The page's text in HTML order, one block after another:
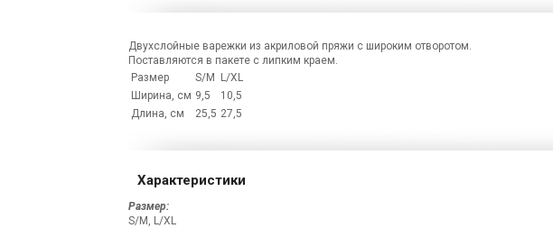
Двухслойные варежки из акриловой пряжи с широким отворотом.
Поставляются в пакете с липким краем.
Размер
S/M
L/XL
Ширина, см 9,5
10,5
Длина, см
25,5 27,5
Характеристики
Размер:
S/M, L/XL